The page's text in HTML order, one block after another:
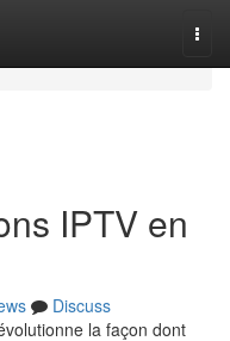
IPTV en
Discuss
la façon dont